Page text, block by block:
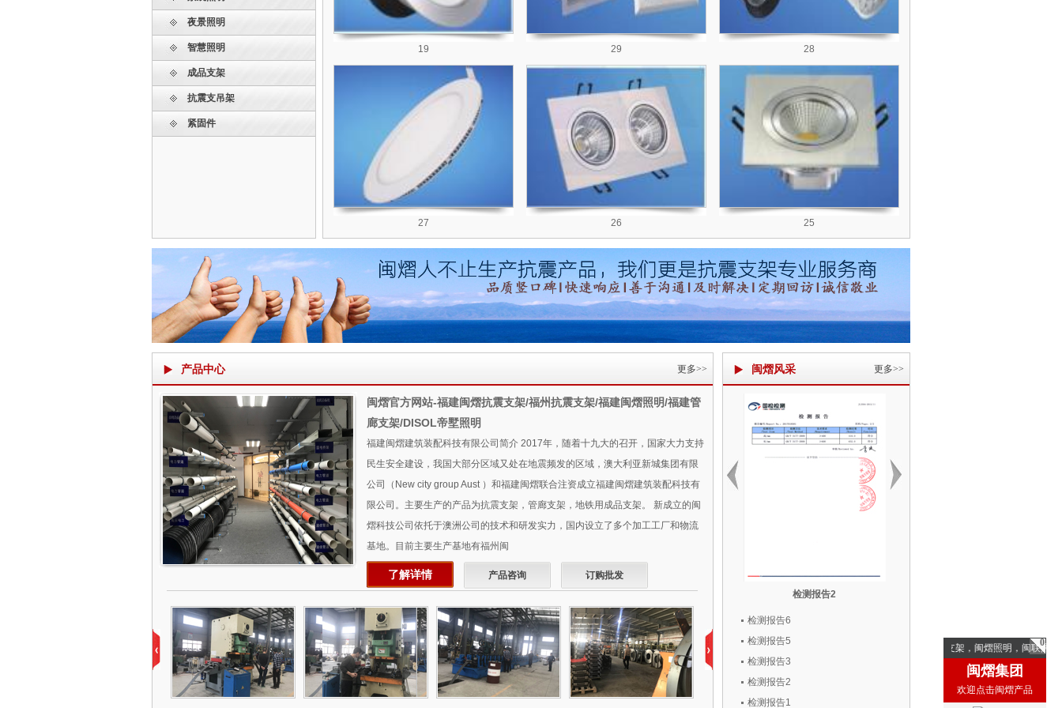
夜景照明
智慧照明
成品支架
抗震支吊架
紧固件
19 29 28
27 26 25
产品中心 更多>>
闽熠官方网站-福建闽熠抗震支架/福州抗震支架/福建闽熠照明/福建管
廊支架/DISOL帝墅照明
福建闽熠建筑装配科技有限公司简介 2017年，随着十九大的召开，国家大力支持
民生安全建设，我国大部分区域又处在地震频发的区域，澳大利亚新城集团有限
公司（New city group Aust ）和福建闽熠联合注资成立福建闽熠建筑装配科技有
限公司。主要生产的产品为抗震支架，管廊支架，地铁用成品支架。 新成立的闽
熠科技公司依托于澳洲公司的技术和研发实力，国内设立了多个加工工厂和物流
基地。目前主要生产基地有福州闽
了解详情 产品咨询 订购批发
闽熠风采 更多>>
检测报告6 检测报告5 检测报告3 检测报告2
检测报告6
检测报告5
检测报告3
检测报告2
检测报告1
0
2024福建闽熠抗震支架，闽熠照明，闽联照明
闽熠集团
欢迎点击闽熠产品